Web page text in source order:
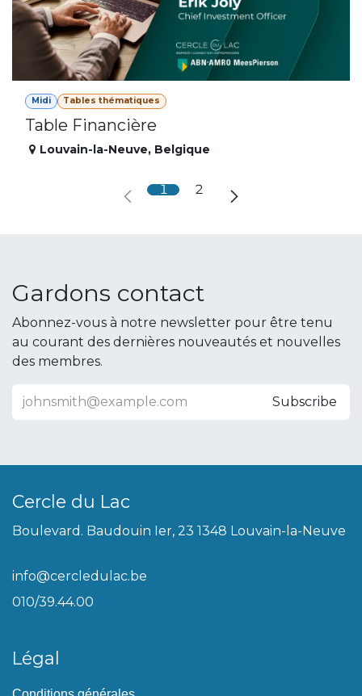
Midi Tables thématiques
Table Financière
Louvain-la-Neuve, Belgique
1 2
Gardons contact
Abonnez-vous à notre newsletter pour être tenu
au courant des dernières nouveautés et nouvelles
des membres.
Subscribe
Cercle du Lac
Boulevard. Baudouin Ier, 23 1348 Louvain-la-Neuve
info@cercledulac.be
010/39.44.00
Légal